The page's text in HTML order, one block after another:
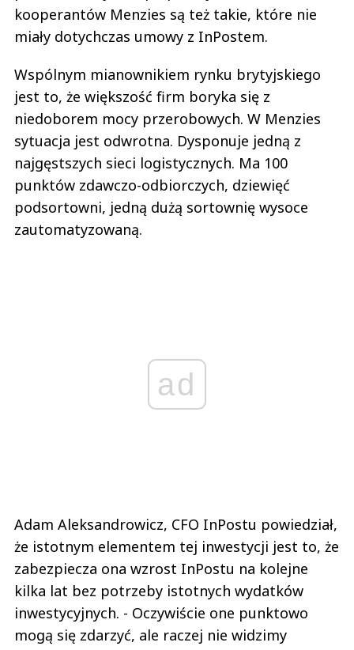
kooperantów Menzies są też takie, które nie
miały dotychczas umowy z InPostem.
Wspólnym mianownikiem rynku brytyjskiego
jest to, że większość firm boryka się z
niedoborem mocy przerobowych. W Menzies
sytuacja jest odwrotna. Dysponuje jedną z
najgęstszych sieci logistycznych. Ma 100
punktów zdawczo-odbiorczych, dziewięć
podsortowni, jedną dużą sortownię wysoce
zautomatyzowaną.
ad
Adam Aleksandrowicz, CFO InPostu powiedział,
że istotnym elementem tej inwestycji jest to, że
zabezpiecza ona wzrost InPostu na kolejne
kilka lat bez potrzeby istotnych wydatków
inwestycyjnych. - Oczywiście one punktowo
mogą się zdarzyć, ale raczej nie widzimy